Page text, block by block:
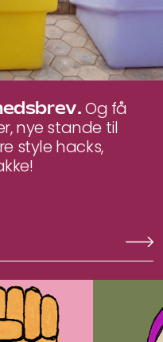
Og få
nye stande til
style hacks,